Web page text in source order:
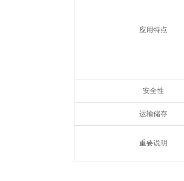
应用特点
安全性
运输储存
重要说明